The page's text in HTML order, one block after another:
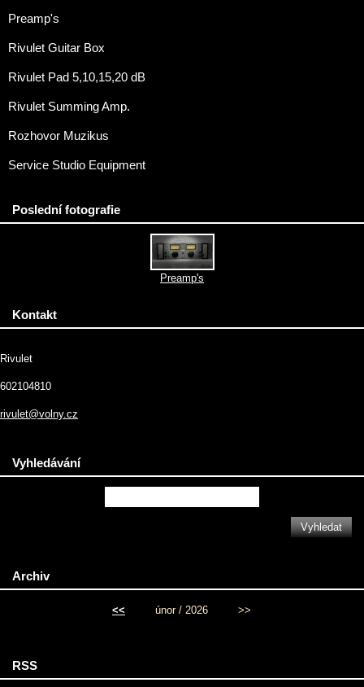
Preamp's
Rivulet Guitar Box
Rivulet Pad 5,10,15,20 dB
Rivulet Summing Amp.
Rozhovor Muzikus
Service Studio Equipment
Poslední fotografie
Preamp's
Kontakt
Rivulet
602104810
rivulet@volny.cz
Vyhledávání
Archiv
<< únor / 2026 >>
RSS